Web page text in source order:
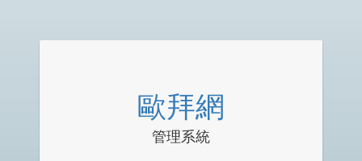
歐拜網
管理系統